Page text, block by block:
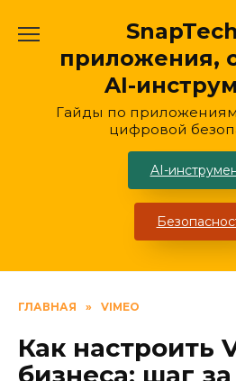
содержаниюприложения,
AI-
Гайды по
цифровой
AI-
ГЛАВНАЯ » VIMEO
Как настроить